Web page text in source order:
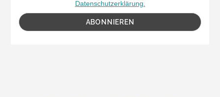
Datenschutzerklärung.